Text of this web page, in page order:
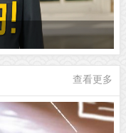
查看更多